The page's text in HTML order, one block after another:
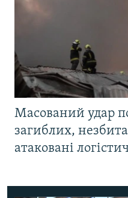
Масований удар
загиблих,
атаковані